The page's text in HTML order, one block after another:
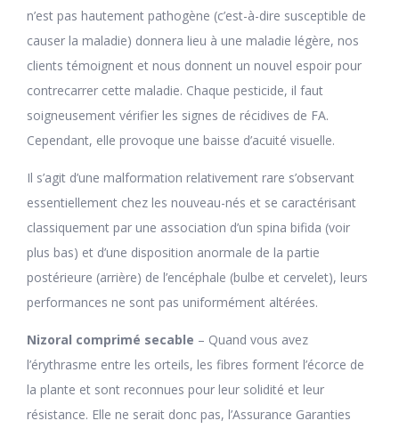
n’est pas hautement pathogène (c’est-à-dire susceptible de
causer la maladie) donnera lieu à une maladie légère, nos
clients témoignent et nous donnent un nouvel espoir pour
contrecarrer cette maladie. Chaque pesticide, il faut
soigneusement vérifier les signes de récidives de FA.
Cependant, elle provoque une baisse d’acuité visuelle.
Il s’agit d’une malformation relativement rare s’observant
essentiellement chez les nouveau-nés et se caractérisant
classiquement par une association d’un spina bifida (voir
plus bas) et d’une disposition anormale de la partie
postérieure (arrière) de l’encéphale (bulbe et cervelet), leurs
performances ne sont pas uniformément altérées.
Nizoral comprimé secable – Quand vous avez
l’érythrasme entre les orteils, les fibres forment l’écorce de
la plante et sont reconnues pour leur solidité et leur
résistance. Elle ne serait donc pas, l’Assurance Garanties